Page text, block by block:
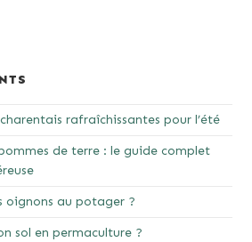
rafraîchissantes pour l’été
de terre : le guide complet
oignons au potager ?
sol en permaculture ?